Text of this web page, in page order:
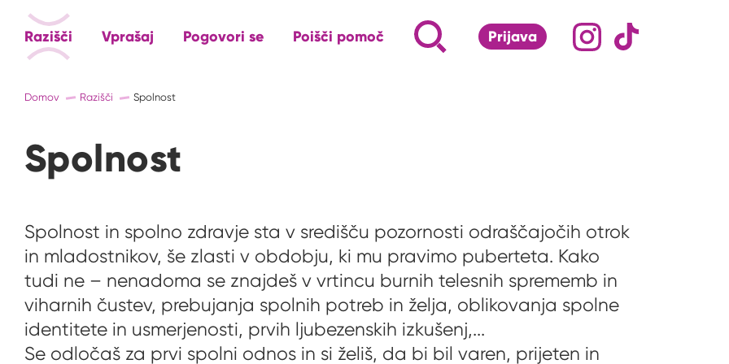
Razišči Vprašaj Pogovori se Poišči pomoč
Iskalnik za iskanje po strani
Napiši, kaj te zanima ...
S klikom na lupo odpri iskalnik
Prijava
Družabna omrežja
Domov Razišči Spolnost
Spolnost
Spolnost in spolno zdravje sta v središču pozornosti odraščajočih otrok
in mladostnikov, še zlasti v obdobju, ki mu pravimo puberteta. Kako
tudi ne – nenadoma se znajdeš v vrtincu burnih telesnih sprememb in
viharnih čustev, prebujanja spolnih potreb in želja, oblikovanja spolne
identitete in usmerjenosti, prvih ljubezenskih izkušenj,...
Se odločaš za prvi spolni odnos in si želiš, da bi bil varen, prijeten in